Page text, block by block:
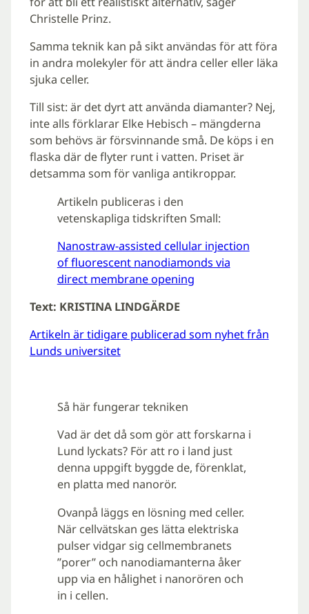
Christelle Prinz.
Samma teknik kan på sikt användas för att föra
in andra molekyler för att ändra celler eller läka
sjuka celler.
Till sist: är det dyrt att använda diamanter? Nej,
inte alls förklarar Elke Hebisch – mängderna
som behövs är försvinnande små. De köps i en
flaska där de flyter runt i vatten. Priset är
detsamma som för vanliga antikroppar.
Artikeln publiceras i den
vetenskapliga tidskriften Small:
Nanostraw-assisted cellular injection
of fluorescent nanodiamonds via
direct membrane opening
Text: KRISTINA LINDGÄRDE
Artikeln är tidigare publicerad som nyhet från
Lunds universitet
Så här fungerar tekniken
Vad är det då som gör att forskarna i
Lund lyckats? För att ro i land just
denna uppgift byggde de, förenklat,
en platta med nanorör.
Ovanpå läggs en lösning med celler.
När cellvätskan ges lätta elektriska
pulser vidgar sig cellmembranets
”porer” och nanodiamanterna åker
upp via en hålighet i nanorören och
in i cellen.